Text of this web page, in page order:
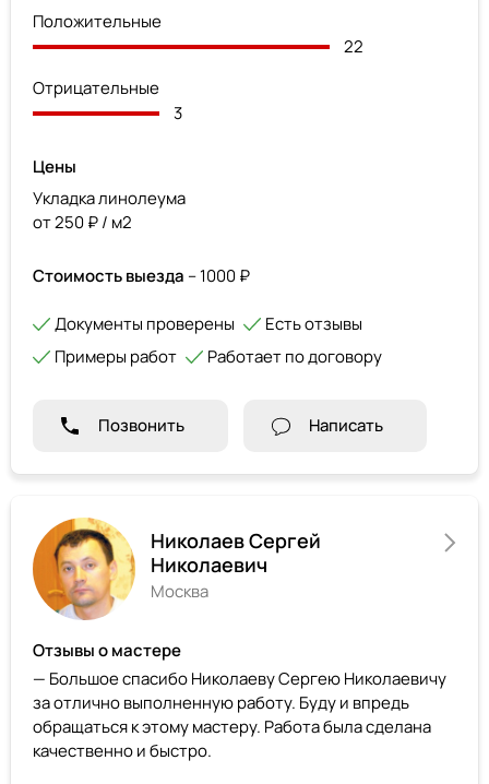
Положительные
22
Отрицательные
3
Цены
Укладка линолеума
от 250 ₽ / м2
Стоимость выезда – 1000 ₽
Документы проверены
Есть отзывы
Примеры работ
Работает по договору
Позвонить Написать
Николаев Сергей
Николаевич
Москва
Отзывы о мастере
— Большое спасибо Николаеву Сергею Николаевичу
за отлично выполненную работу. Буду и впредь
обращаться к этому мастеру. Работа была сделана
качественно и быстро.